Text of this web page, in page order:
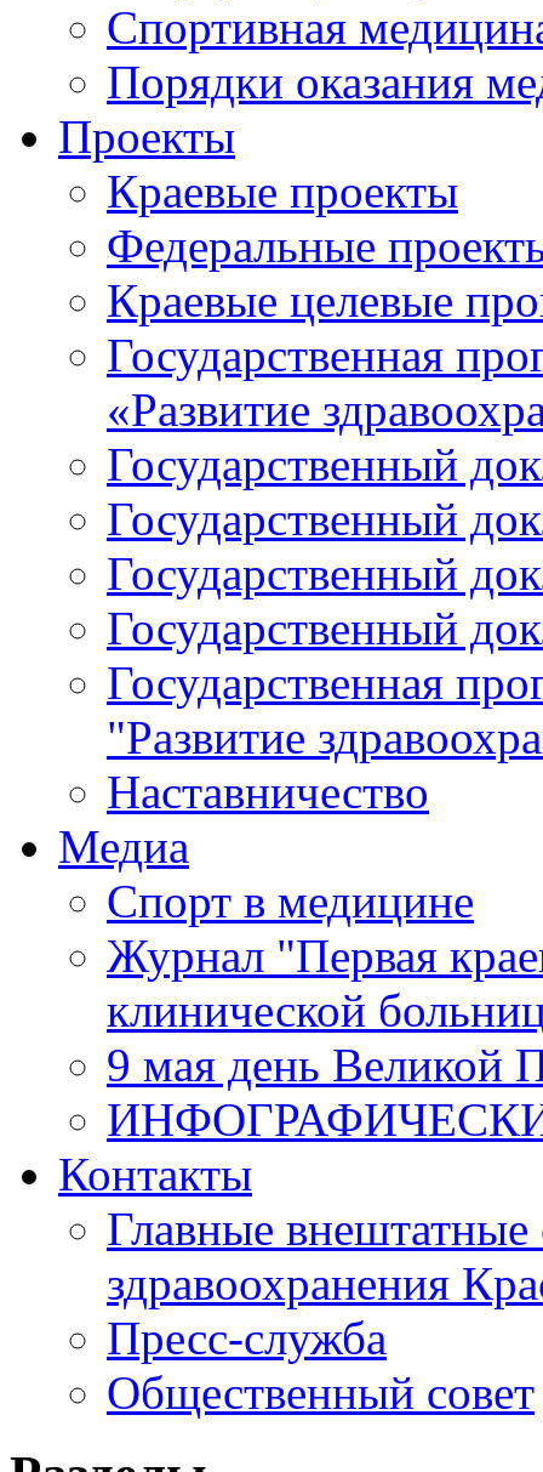
Спортивная
Порядки оказания
Проекты
Краевые проекты
Федеральные
Краевые целевые
Государственная
«Развитие
Государственный
Государственный
Государственный
Государственный
Государственная
"Развитие
Наставничество
Медиа
Спорт в медицине
Журнал "Первая
клинической
9 мая день Великой
Контакты
Главные внештатные
здравоохранения
Пресс-служба
Общественный совет